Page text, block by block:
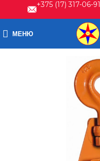
+375 (17) 317-06-91
МЕНЮ